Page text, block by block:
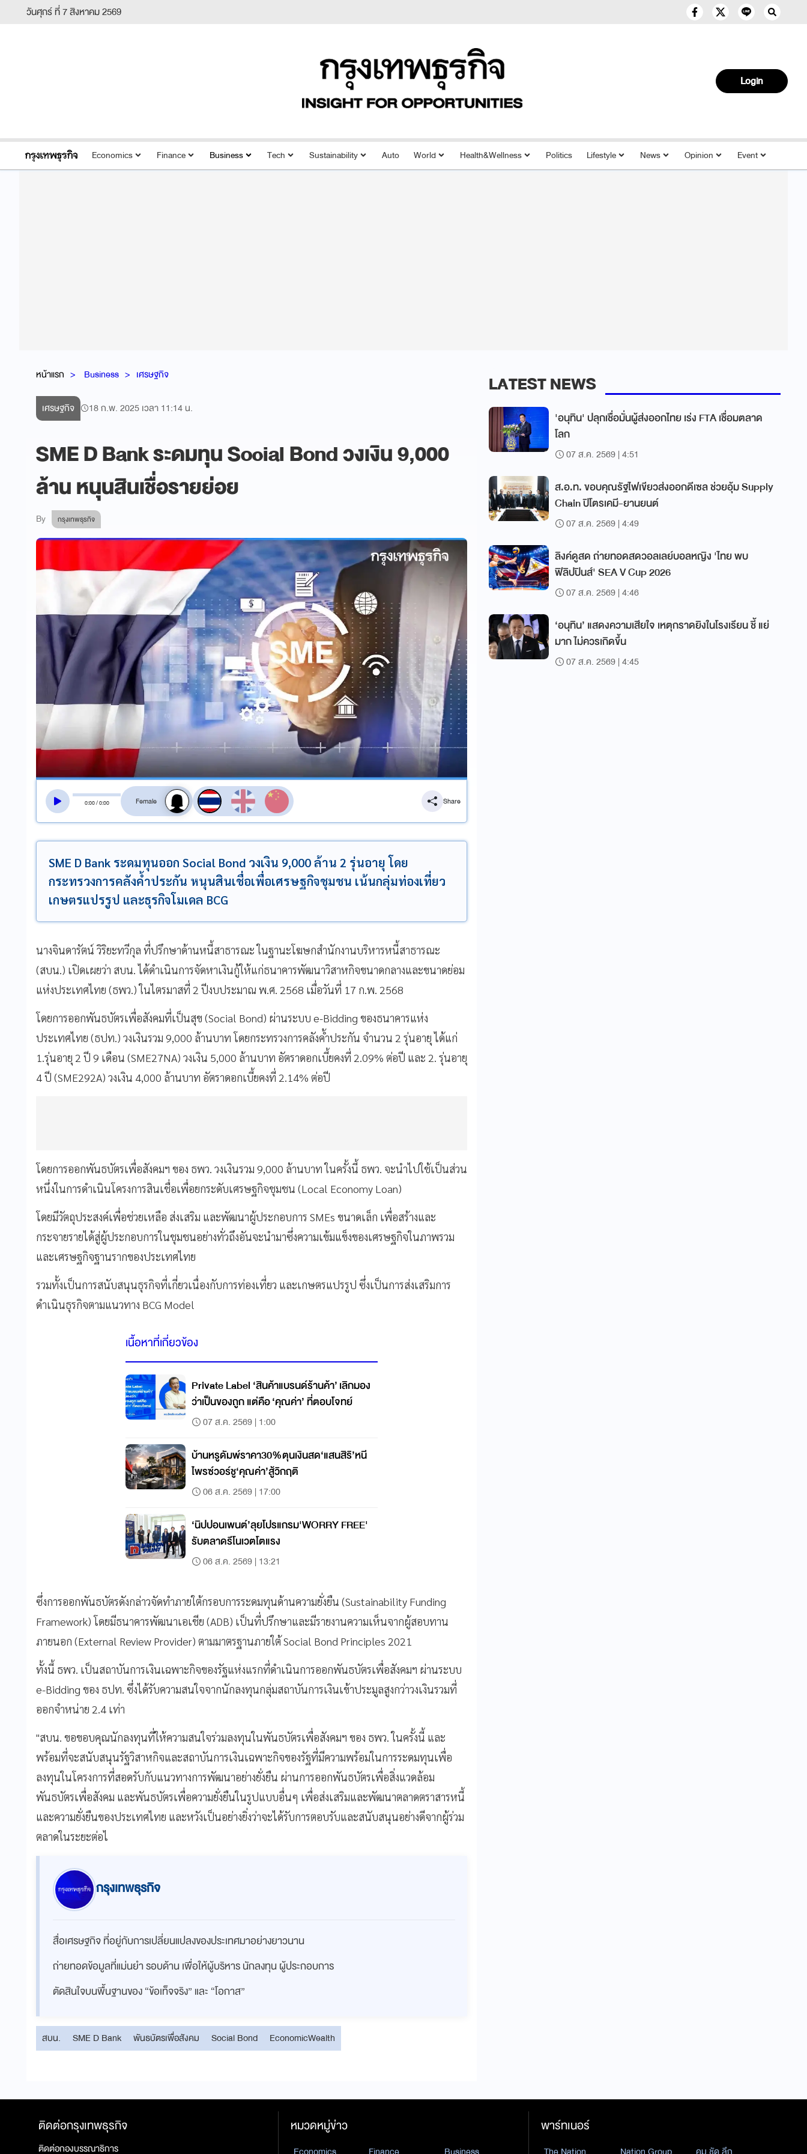
วันศุกร์ ที่ 7 สิงหาคม 2569
Login
Economics Finance Business Tech Sustainability Auto World Health&Wellness Politics Lifestyle News Opinion Event
หน้าแรก Business เศรษฐกิจ
เศรษฐกิจ 18 ก.พ. 2025 เวลา 11:14 น.
SME D Bank ระดมทุน Social Bond วงเงิน 9,000
ล้าน หนุนสินเชื่อรายย่อย
By กรุงเทพธุรกิจ
0:00/0:00
สลับเสียงอ่าน
Share
SME D Bank ระดมทุนออก Social Bond วงเงิน 9,000 ล้าน 2 รุ่นอายุ โดย
กระทรวงการคลังค้ำประกัน หนุนสินเชื่อเพื่อเศรษฐกิจชุมชน เน้นกลุ่มท่องเที่ยว
เกษตรแปรรูป และธุรกิจโมเดล BCG
นางจินดารัตน์ วิริยะทวีกุล ที่ปรึกษาด้านหนี้สาธารณะ ในฐานะโฆษกสำนักงานบริหารหนี้สาธารณะ
(สบน.) เปิดเผยว่า สบน. ได้ดำเนินการจัดหาเงินกู้ให้แก่ธนาคารพัฒนาวิสาหกิจขนาดกลางและขนาดย่อม
แห่งประเทศไทย (ธพว.) ในไตรมาสที่ 2 ปีงบประมาณ พ.ศ. 2568 เมื่อวันที่ 17 ก.พ. 2568
โดยการออกพันธบัตรเพื่อสังคมที่เป็นสุข (Social Bond) ผ่านระบบ e-Bidding ของธนาคารแห่ง
ประเทศไทย (ธปท.) วงเงินรวม 9,000 ล้านบาท โดยกระทรวงการคลังค้ำประกัน จำนวน 2 รุ่นอายุ ได้แก่
1.รุ่นอายุ 2 ปี 9 เดือน (SME27NA) วงเงิน 5,000 ล้านบาท อัตราดอกเบี้ยคงที่ 2.09% ต่อปี และ 2. รุ่นอายุ
4 ปี (SME292A) วงเงิน 4,000 ล้านบาท อัตราดอกเบี้ยคงที่ 2.14% ต่อปี
โดยการออกพันธบัตรเพื่อสังคมฯ ของ ธพว. วงเงินรวม 9,000 ล้านบาท ในครั้งนี้ ธพว. จะนำไปใช้เป็นส่วน
หนึ่งในการดำเนินโครงการสินเชื่อเพื่อยกระดับเศรษฐกิจชุมชน (Local Economy Loan)
โดยมีวัตถุประสงค์เพื่อช่วยเหลือ ส่งเสริม และพัฒนาผู้ประกอบการ SMEs ขนาดเล็ก เพื่อสร้างและ
กระจายรายได้สู่ผู้ประกอบการในชุมชนอย่างทั่วถึงอันจะนำมาซึ่งความเข้มแข็งของเศรษฐกิจในภาพรวม
และเศรษฐกิจฐานรากของประเทศไทย
รวมทั้งเป็นการสนับสนุนธุรกิจที่เกี่ยวเนื่องกับการท่องเที่ยว และเกษตรแปรรูป ซึ่งเป็นการส่งเสริมการ
ดำเนินธุรกิจตามแนวทาง BCG Model
เนื้อหาที่เกี่ยวข้อง
Private Label ‘สินค้าแบรนด์ร้านค้า’ เลิกมอง
ว่าเป็นของถูก แต่คือ ‘คุณค่า’ ที่ตอบโจทย์
07 ส.ค. 2569 | 1:00
บ้านหรูดัมพ์ราคา30%ตุนเงินสด‘แสนสิริ’หนี
ไพรซ์วอร์ชู‘คุณค่า’สู้วิกฤติ
06 ส.ค. 2569 | 17:00
‘นิปปอนเพนต์’ลุยโปรแกรม'WORRY FREE'
รับตลาดรีโนเวตโตแรง
06 ส.ค. 2569 | 13:21
ซึ่งการออกพันธบัตรดังกล่าวจัดทำภายใต้กรอบการระดมทุนด้านความยั่งยืน (Sustainability Funding
Framework) โดยมีธนาคารพัฒนาเอเชีย (ADB) เป็นที่ปรึกษาและมีรายงานความเห็นจากผู้สอบทาน
ภายนอก (External Review Provider) ตามมาตรฐานภายใต้ Social Bond Principles 2021
ทั้งนี้ ธพว. เป็นสถาบันการเงินเฉพาะกิจของรัฐแห่งแรกที่ดำเนินการออกพันธบัตรเพื่อสังคมฯ ผ่านระบบ
e-Bidding ของ ธปท. ซึ่งได้รับความสนใจจากนักลงทุนกลุ่มสถาบันการเงินเข้าประมูลสูงกว่าวงเงินรวมที่
ออกจำหน่าย 2.4 เท่า
"สบน. ขอขอบคุณนักลงทุนที่ให้ความสนใจร่วมลงทุนในพันธบัตรเพื่อสังคมฯ ของ ธพว. ในครั้งนี้ และ
พร้อมที่จะสนับสนุนรัฐวิสาหกิจและสถาบันการเงินเฉพาะกิจของรัฐที่มีความพร้อมในการระดมทุนเพื่อ
ลงทุนในโครงการที่สอดรับกับแนวทางการพัฒนาอย่างยั่งยืน ผ่านการออกพันธบัตรเพื่อสิ่งแวดล้อม
พันธบัตรเพื่อสังคม และพันธบัตรเพื่อความยั่งยืนในรูปแบบอื่นๆ เพื่อส่งเสริมและพัฒนาตลาดตราสารหนี้
และความยั่งยืนของประเทศไทย และหวังเป็นอย่างยิ่งว่าจะได้รับการตอบรับและสนับสนุนอย่างดีจากผู้ร่วม
ตลาดในระยะต่อไ
กรุงเทพธุรกิจ
สื่อเศรษฐกิจ ที่อยู่กับการเปลี่ยนแปลงของประเทศมาอย่างยาวนาน
ถ่ายทอดข้อมูลที่แม่นยำ รอบด้าน เพื่อให้ผู้บริหาร นักลงทุน ผู้ประกอบการ
ตัดสินใจบนพื้นฐานของ “ข้อเท็จจริง” และ “โอกาส”
สบน. SME D Bank พันธบัตรเพื่อสังคม Social Bond EconomicWealth
LATEST NEWS
'อนุทิน' ปลุกเชื่อมั่นผู้ส่งออกไทย เร่ง FTA เชื่อมตลาด
โลก
07 ส.ค. 2569 | 4:51
ส.อ.ท. ขอบคุณรัฐไฟเขียวส่งออกดีเซล ช่วยอุ้ม Supply
Chain ปิโตรเคมี-ยานยนต์
07 ส.ค. 2569 | 4:49
ลิงค์ดูสด ถ่ายทอดสดวอลเลย์บอลหญิง 'ไทย พบ
ฟิลิปปินส์' SEA V Cup 2026
07 ส.ค. 2569 | 4:46
‘อนุทิน’ แสดงความเสียใจ เหตุกราดยิงในโรงเรียน ชี้ แย่
มาก ไม่ควรเกิดขึ้น
07 ส.ค. 2569 | 4:45
ติดต่อกรุงเทพธุรกิจ
ติดต่อกองบรรณาธิการ
หมวดหมู่ข่าว พาร์ทเนอร์